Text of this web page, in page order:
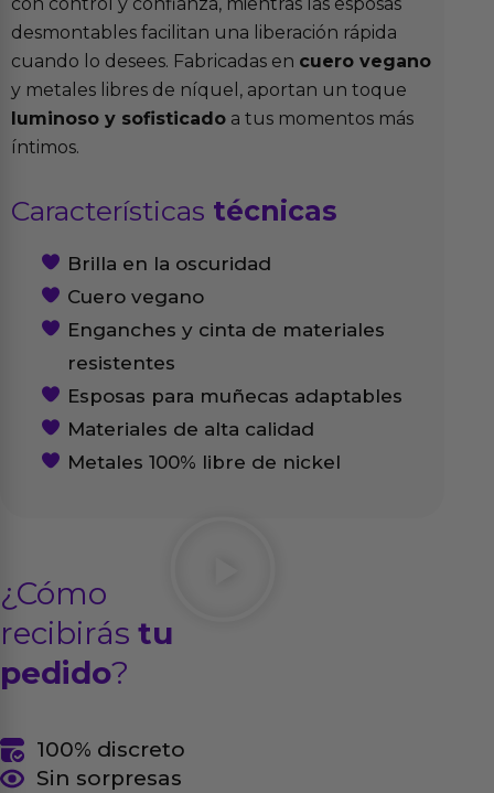
desmontables facilitan una liberación rápida
cuando lo desees. Fabricadas en cuero vegano
y metales libres de níquel, aportan un toque
luminoso y sofisticado a tus momentos más
íntimos.
Características técnicas
Brilla en la oscuridad
Cuero vegano
Enganches y cinta de materiales
resistentes
Esposas para muñecas adaptables
Materiales de alta calidad
Metales 100% libre de nickel
¿Cómo
recibirás tu
pedido?
100% discreto
Sin sorpresas